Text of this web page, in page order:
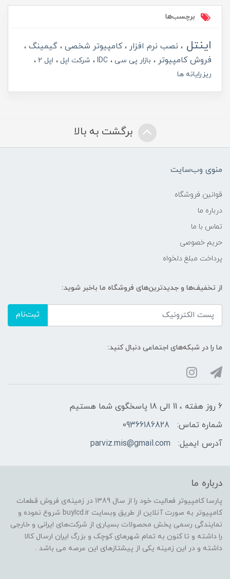
برچسب‌ها
اینتل نصب نرم افزار کامپیوتر شخصی
گیمینگ
فروش کامپیوتر
بازار پی سی IDC شرکت اپل
اپل 2
ریزرایانه ها
برگشت به بالا
منوی وب‌سایت
قوانین فروشگاه
درباره ما
تماس با ما
حریم خصوصی
پرداخت مبلغ دلخواه
از تخفیف‌ها و جدیدترین‌های فروشگاه ما باخبر شوید:
ثبت‌نام
ما را در شبکه‌های اجتماعی دنبال کنید:
6 روز هفته ، 11 الی 18 پاسخگوی شما هستیم
شماره تماس:
09366186828
آدرس ایمیل:
parviz.mis@gmail.com
درباره ما
پارسا کامپیوتر فعالیت خود را از سال 1389 در زمینه‌ی فروش قطعات
کامپیوتر به صورت آنلاین از طریق وبسایت buylcd.ir شروع نموده و
نمایندگی رسمی پخش محصولات بسیاری از شرکت‌های ایرانی و خارجی
را داشته و تا کنون به تمام شهرهای کوچک و بزرگ ایران ارسال کالا
داشته و در این زمینه یکی از پیشتازهای این عرصه می باشد .